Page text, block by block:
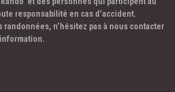
responsabilité en cas d’accident.
n’hésitez pas à nous contacter